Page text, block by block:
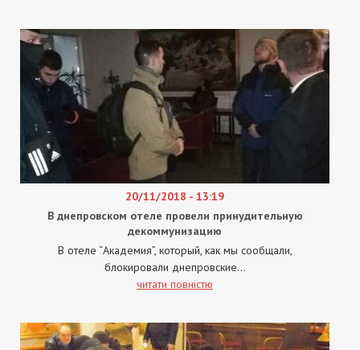
20/11/2018 - 13:19
В днепровском отеле провели принудительную
декоммунизацию
В отеле “Академия”, который, как мы сообщали,
блокировали днепровские...
читати повністю